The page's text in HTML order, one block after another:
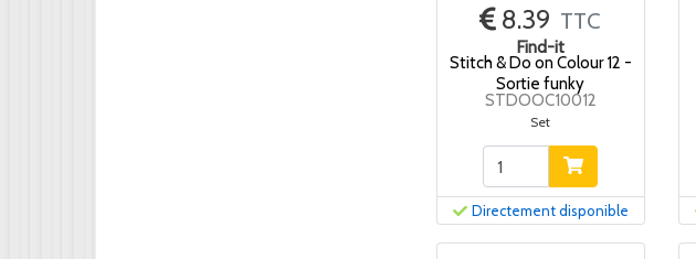
8.39 TTC
Find-it
Stitch & Do on Colour 12 -
Sortie funky
STDOOC10012
Set
Directement disponible